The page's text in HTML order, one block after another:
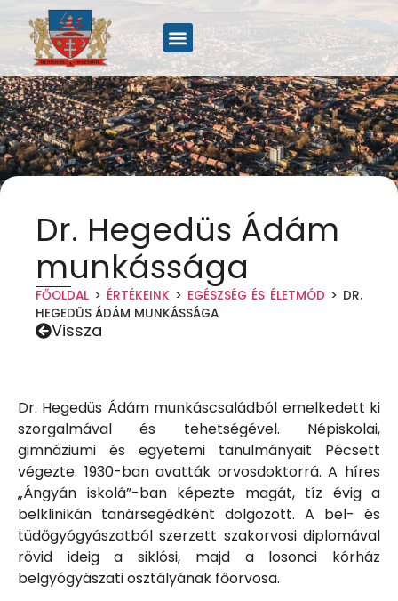
Dr. Hegedüs Ádám
munkássága
FŐOLDAL > ÉRTÉKEINK > EGÉSZSÉG ÉS ÉLETMÓD > DR.
HEGEDÜS ÁDÁM MUNKÁSSÁGA
Vissza
Dr. Hegedüs Ádám munkáscsaládból emelkedett ki
szorgalmával és tehetségével. Népiskolai,
gimnáziumi és egyetemi tanulmányait Pécsett
végezte. 1930-ban avatták orvosdoktorrá. A híres
„Ángyán iskolá”-ban képezte magát, tíz évig a
belklinikán tanársegédként dolgozott. A bel- és
tüdőgyógyászatból szerzett szakorvosi diplomával
rövid ideig a siklósi, majd a losonci kórház
belgyógyászati osztályának főorvosa.